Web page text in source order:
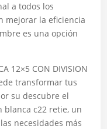
a todos los
mejorar la eficiencia
es una opción
12×5 CON DIVISION
transformar tus
su descubre el
blanca c22 retie, un
necesidades más